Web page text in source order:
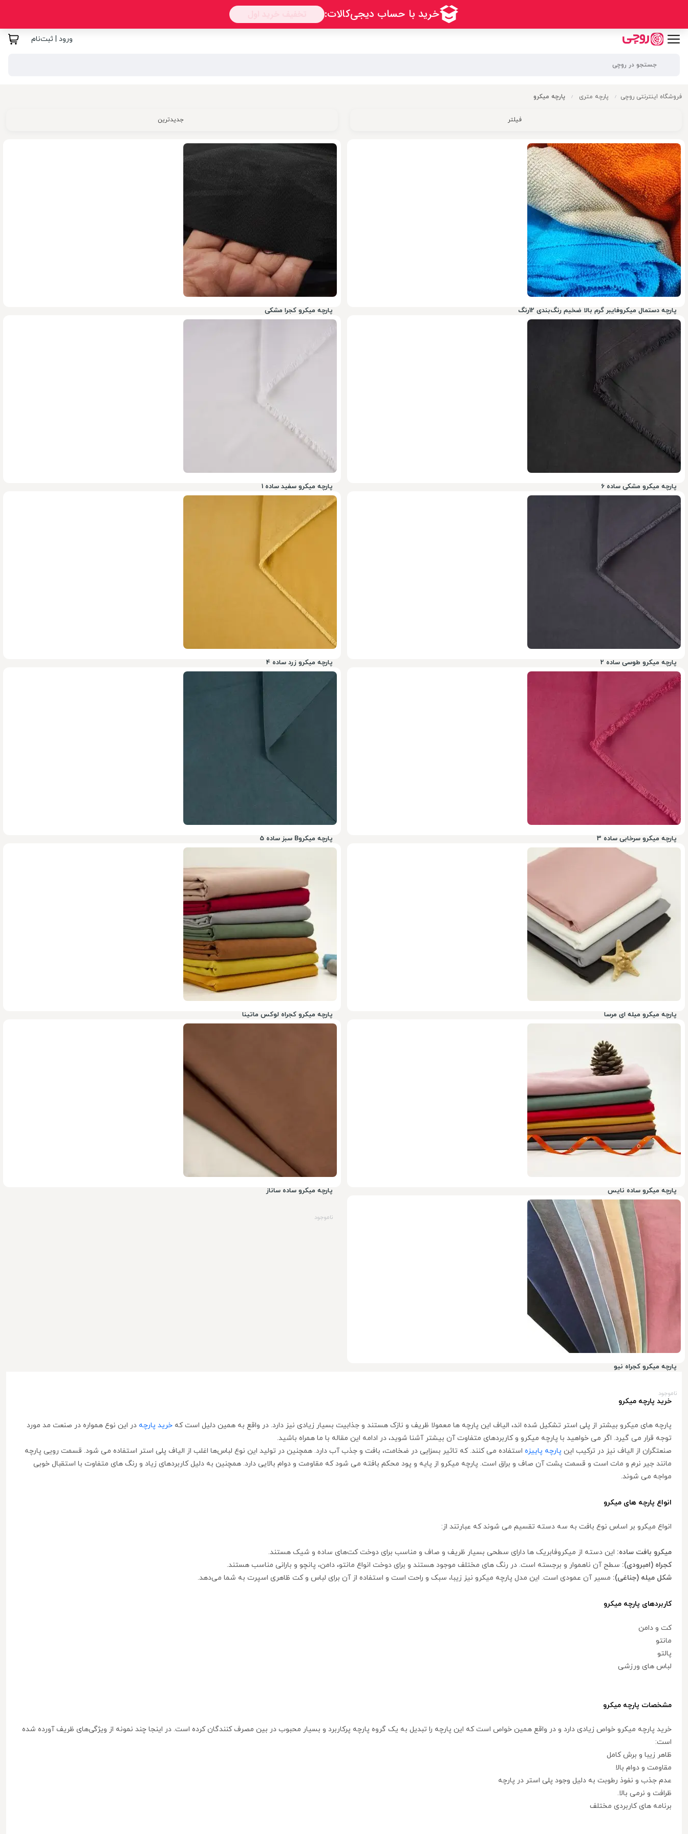
ورود | ثبت‌نام
فروشگاه اینترنتی روچی / پارچه متری / پارچه میکرو
فیلتر جدیدترین
پارچه دستمال میکروفایبر گرم بالا ضخیم رنگ‌بندی 12رنگ
1%
پارچه میکرو کجرا مشکی
پارچه میکرو مشکی ساده 6
ناموجود
پارچه میکرو سفید ساده 1
ناموجود
پارچه میکرو طوسی ساده 2
ناموجود
پارچه میکرو زرد ساده 4
ناموجود
پارچه میکرو سرخابی ساده 3 پارچه میکروB سبز ساده 5
پارچه میکرو میله ای مرسا پارچه میکرو کجراه لوکس ماتینا
پارچه میکرو ساده نایس پارچه میکرو ساده ساناز
ناموجود
پارچه میکرو کجراه نیو
ناموجود
خرید پارچه میکرو
پارچه های میکرو بیشتر از پلی استر تشکیل شده اند، الیاف این پارچه ها معمولا ظریف و نازک هستند و جذابیت بسیار زیادی نیز دارد. در واقع به همین دلیل است که خرید پارچه در این نوع همواره در صنعت مد مورد
توجه قرار می گیرد. اگر می خواهید با پارچه میکرو و کاربردهای متفاوت آن بیشتر آشنا شوید، در ادامه این مقاله با ما همراه باشید.
صنعتگران از الیاف نیز در ترکیب این پارچه پاییزه استفاده می کنند. که تاثیر بسزایی در ضخامت، بافت و جذب آب دارد. همچنین در تولید این نوع لباس‌ها اغلب از الیاف پلی استر استفاده می شود. قسمت رویی پارچه
مانند جیر نرم و مات است و قسمت پشت آن صاف و براق است. پارچه میکرو از پایه و پود محکم بافته می شود که مقاومت و دوام بالایی دارد. همچنین به دلیل کاربردهای زیاد و رنگ های متفاوت با استقبال خوبی
مواجه می شوند.
انواع پارچه های میکرو
انواع میکرو بر اساس نوع بافت به سه دسته تقسیم می شوند که عبارتند از:
میکرو بافت ساده: این دسته از میکروفابریک ها دارای سطحی بسیار ظریف و صاف و مناسب برای دوخت کت‌های ساده و شیک هستند.
کجراه (امبرودی): سطح آن ناهموار و برجسته است. در رنگ های مختلف موجود هستند و برای دوخت انواع مانتو، دامن، پانچو و بارانی مناسب هستند.
شکل میله (جناغی): مسیر آن عمودی است. این مدل پارچه میکرو نیز زیبا، سبک و راحت است و استفاده از آن برای لباس و کت ظاهری اسپرت به شما می‌دهد.
کاربردهای پارچه میکرو
کت و دامن
مانتو
پالتو
لباس های ورزشی
مشخصات پارچه میکرو
خرید پارچه میکرو خواص زیادی دارد و در واقع همین خواص است که این پارچه را تبدیل به یک گروه پارچه پرکاربرد و بسیار محبوب در بین مصرف کنندگان کرده است. در اینجا چند نمونه از ویژگی‌های ظریف آورده شده
است:
ظاهر زیبا و برش کامل
مقاومت و دوام بالا
عدم جذب و نفوذ رطوبت به دلیل وجود پلی استر در پارچه
ظرافت و نرمی بالا.
برنامه های کاربردی مختلف